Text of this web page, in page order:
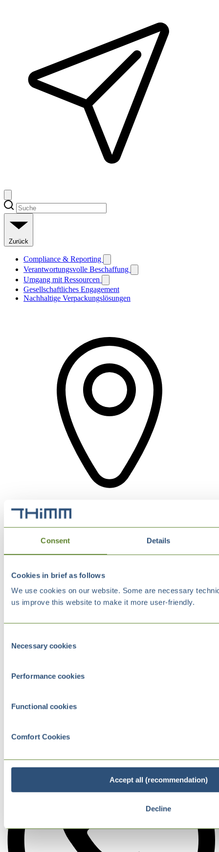
Consent Details
Cookies in brief as follows
We use cookies on our website. Some are necessary
us improve this website to make it more user-friendly.
Selection
Necessary cookies
Performance cookies
Functional cookies
Comfort Cookies
Accept all (recommendation)
Decline
Zurück
Compliance & Reporting
Verantwortungsvolle Beschaffung
Umgang mit Ressourcen
Gesellschaftliches Engagement
Nachhaltige Verpackungslösungen